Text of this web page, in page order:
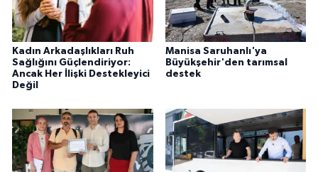
Kadın Arkadaşlıkları Ruh
Sağlığını Güçlendiriyor:
Ancak Her İlişki Destekleyici
Değil
Manisa Saruhanlı'ya
Büyükşehir'den tarımsal
destek